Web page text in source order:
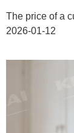
The price of a
2026-01-12